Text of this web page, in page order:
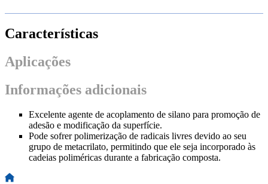
Características
Aplicações
Informações adicionais
Excelente agente de acoplamento de silano para promoção de
adesão e modificação da superfície.
Pode sofrer polimerização de radicais livres devido ao seu
grupo de metacrilato, permitindo que ele seja incorporado às
cadeias poliméricas durante a fabricação composta.